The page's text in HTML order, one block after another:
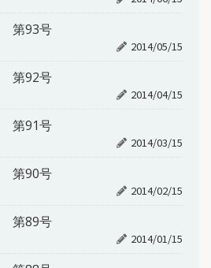
第93号
2014/05/15
第92号
2014/04/15
第91号
2014/03/15
第90号
2014/02/15
第89号
2014/01/15